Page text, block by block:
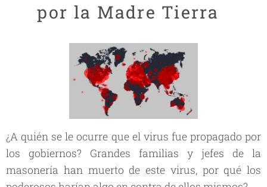
por la Madre Tierra
¿A quién se le ocurre que el virus fue propagado por
los gobiernos? Grandes familias y jefes de la
masonería han muerto de este virus, por qué los